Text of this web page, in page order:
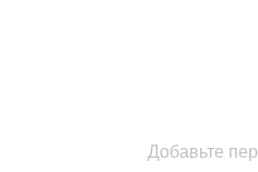
Добавьте